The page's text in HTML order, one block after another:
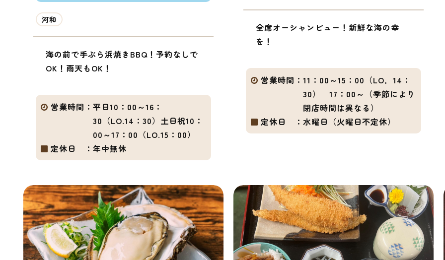
河和
海の前で手ぶら浜焼きBBQ！予約なしで
OK！雨天もOK！
営業時間： 平日10：00～16：
30（LO.14：30）土日祝10：
00～17：00（LO.15：00）
定休日 ： 年中無休
全席オーシャンビュー！新鮮な海の幸
を！
営業時間： 11：00～15：00（LO．14：
30） 17：00～（季節により
閉店時間は異なる）
定休日 ： 水曜日（火曜日不定休）